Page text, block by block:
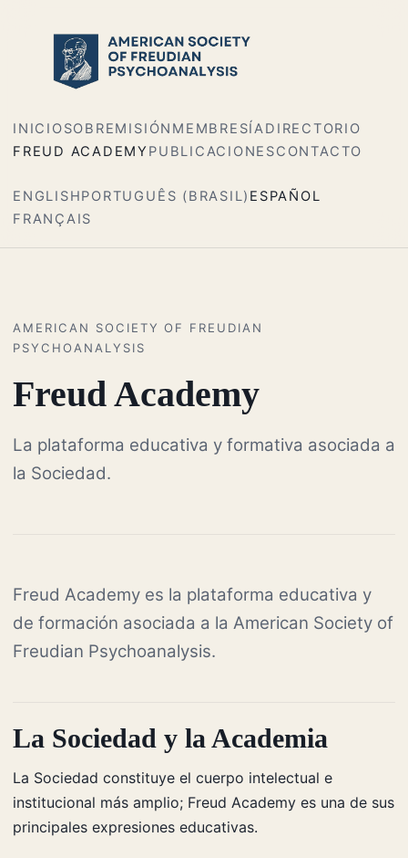
INICIOSOBREMISIÓN MEMBRESÍADIRECTORIO
FREUD ACADEMYPUBLICACIONESCONTACTO
ENGLISHPORTUGUÊS (BRASIL) ESPAÑOL
FRANÇAIS
AMERICAN SOCIETY OF FREUDIAN
PSYCHOANALYSIS
Freud Academy
La plataforma educativa y formativa asociada a
la Sociedad.
Freud Academy es la plataforma educativa y
de formación asociada a la American Society of
Freudian Psychoanalysis.
La Sociedad y la Academia
La Sociedad constituye el cuerpo intelectual e
institucional más amplio; Freud Academy es una de sus
principales expresiones educativas.